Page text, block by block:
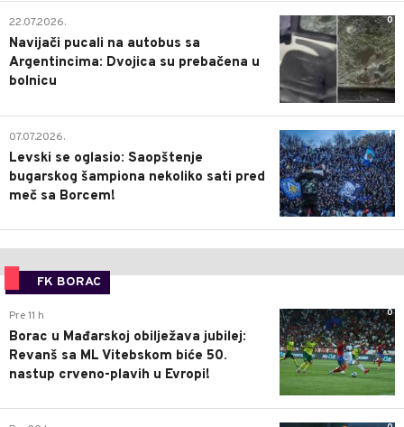
0
22.07.2026.
Navijači pucali na autobus sa
Argentincima: Dvojica su prebačena u
bolnicu
1
07.07.2026.
Levski se oglasio: Saopštenje
bugarskog šampiona nekoliko sati pred
meč sa Borcem!
FK BORAC
0
Pre 11 h
Borac u Mađarskoj obilježava jubilej:
Revanš sa ML Vitebskom biće 50.
nastup crveno-plavih u Evropi!